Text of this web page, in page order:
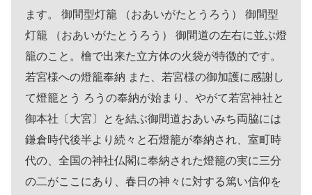
ます。 御間型灯籠 （おあいがたとうろう） 御間型
灯籠 （おあいがたとうろう） 御間道の左右に並ぶ燈
籠のこと。檜で出来た立方体の火袋が特徴的です。
若宮様への燈籠奉納 また、若宮様の御加護に感謝し
て燈籠とう ろうの奉納が始まり、やがて若宮神社と
御本社〔大宮〕とを結ぶ御間道おあいみち両脇には
鎌倉時代後半より続々と石燈籠が奉納され、室町時
代の、全国の神社仏閣に奉納された燈籠の実に三分
の二がここにあり、春日の神々に対する篤い信仰を